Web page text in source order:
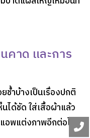
คาด และการ
ช้ำบ้างเป็นเรื่องปกติ
ได้ชัด ใส่เสื้อผ้าแล้ว
พแต่งภาพอีกต่อไป